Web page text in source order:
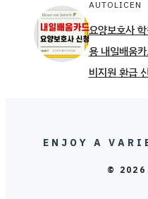
AUTOLICEN
요양보호사
용 내일배움
비지원 환급
ENJOY A
© 2026